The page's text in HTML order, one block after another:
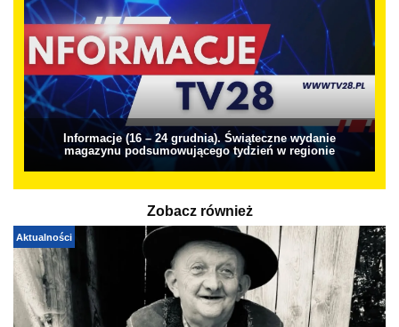
Informacje (16 – 24 grudnia). Świąteczne wydanie
magazynu podsumowującego tydzień w regionie
Zobacz również
Aktualności